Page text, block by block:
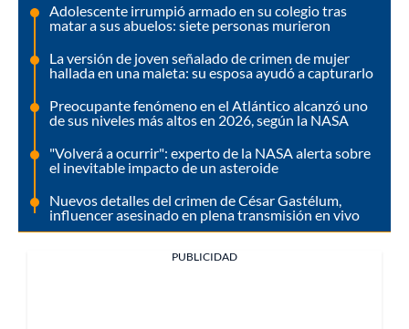
Adolescente irrumpió armado en su colegio tras
matar a sus abuelos: siete personas murieron
La versión de joven señalado de crimen de mujer
hallada en una maleta: su esposa ayudó a capturarlo
Preocupante fenómeno en el Atlántico alcanzó uno
de sus niveles más altos en 2026, según la NASA
"Volverá a ocurrir": experto de la NASA alerta sobre
el inevitable impacto de un asteroide
Nuevos detalles del crimen de César Gastélum,
influencer asesinado en plena transmisión en vivo
PUBLICIDAD